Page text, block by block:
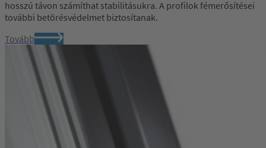
hosszú távon számíthat stabilitásukra. A profilok fémerősítései
további betörésvédelmet biztosítanak.
Tovább